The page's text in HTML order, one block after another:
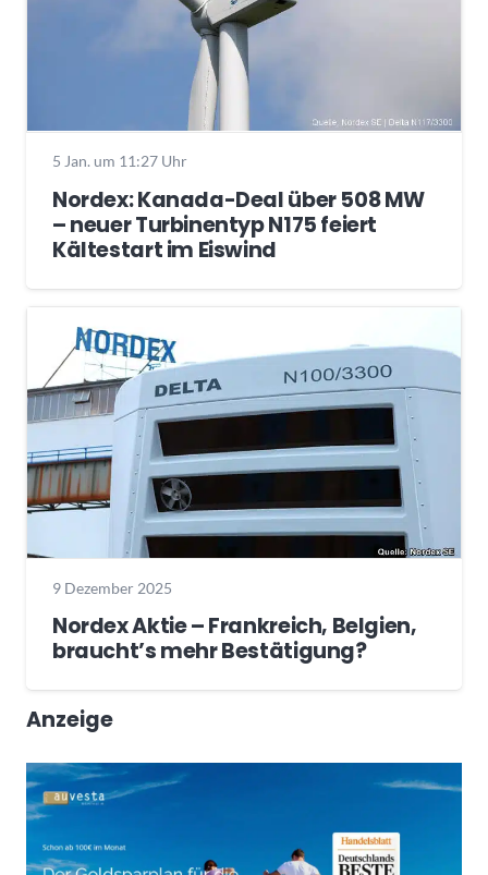
5 Jan. um 11:27 Uhr
Nordex: Kanada-Deal über 508 MW
– neuer Turbinentyp N175 feiert
Kältestart im Eiswind
9 Dezember 2025
Nordex Aktie – Frankreich, Belgien,
braucht’s mehr Bestätigung?
Anzeige